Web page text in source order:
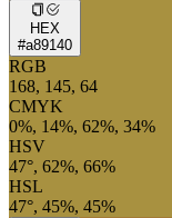
HEX
#a89140
RGB
168, 145, 64
CMYK
0%, 14%, 62%, 34%
HSV
47°, 62%, 66%
HSL
47°, 45%, 45%